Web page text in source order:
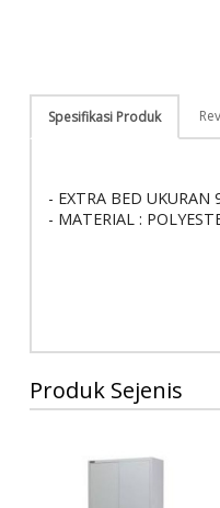
Spesifikasi Produk
- EXTRA BED
- MATERIAL :
Produk Sejenis